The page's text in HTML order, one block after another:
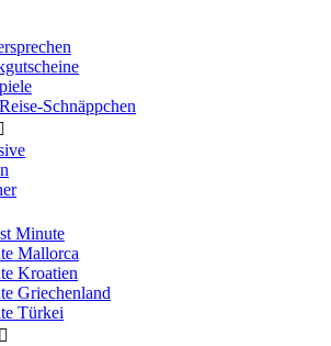
Schnäppchen
Minute
Mallorca
Kroatien
Griechenland
Türkei